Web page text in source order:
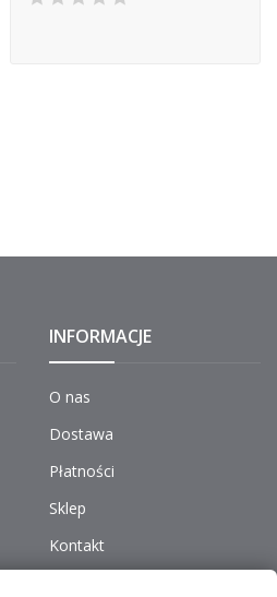
INFORMACJE
O nas
Dostawa
Płatności
Sklep
Kontakt